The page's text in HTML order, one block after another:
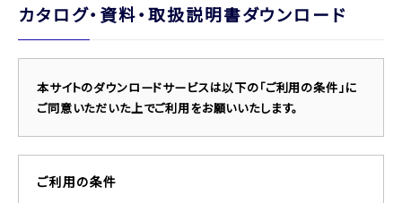
カタログ・資料・取扱説明書ダウンロード
本サイトのダウンロードサービスは以下の「ご利用の条件」に
ご同意いただいた上でご利用をお願いいたします。
ご利用の条件